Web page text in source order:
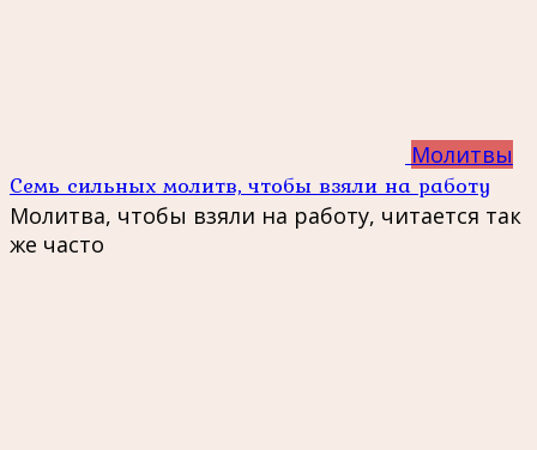
Молитвы
Семь сильных молитв, чтобы взяли на работу
Молитва, чтобы взяли на работу, читается так
же часто